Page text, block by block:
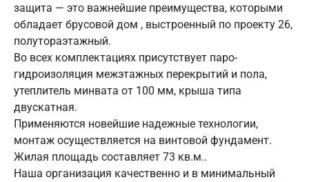
защита — это важнейшие преимущества, которыми
обладает брусовой дом , выстроенный по проекту 26,
полутораэтажный.
Во всех комплектациях присутствует паро-
гидроизоляция межэтажных перекрытий и пола,
утеплитель минвата от 100 мм, крыша типа
двускатная.
Применяются новейшие надежные технологии,
монтаж осуществляется на винтовой фундамент.
Жилая площадь составляет 73 кв.м..
Наша организация качественно и в минимальный